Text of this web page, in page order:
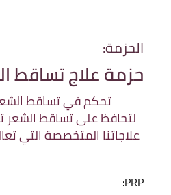
الحزمة:
حزمة علاج تساقط
تحكم في تساقط
لتحافظ على تساقط
علاجاتنا المتخصصة التي
PRP: